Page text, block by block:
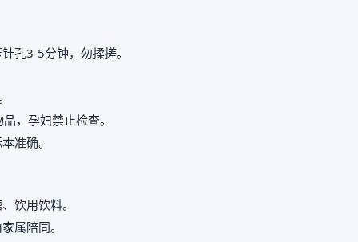
孔3-5分钟，勿揉搓。
，孕妇禁止检查。
准确。
饮用饮料。
属陪同。